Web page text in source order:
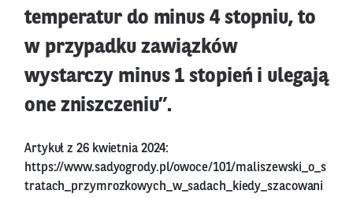
temperatur do minus 4 stopniu, to
w przypadku zawiązków
wystarczy minus 1 stopień i ulegają
one zniszczeniu”.
Artykuł z 26 kwietnia 2024:
https://www.sadyogrody.pl/owoce/101/maliszewski_o_s
tratach_przymrozkowych_w_sadach_kiedy_szacowani